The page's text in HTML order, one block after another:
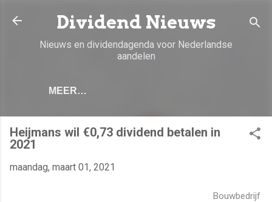
Doorgaan naar hoofdcontent
Dividend Nieuws
Nieuws en dividendagenda voor Nederlandse
aandelen
MEER…
Heijmans wil €0,73 dividend betalen in
2021
maandag, maart 01, 2021
Bouwbedrijf